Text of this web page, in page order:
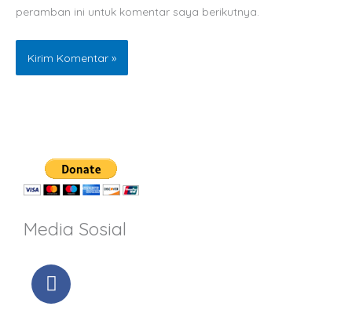
peramban ini untuk komentar saya berikutnya.
Media Sosial
F
a